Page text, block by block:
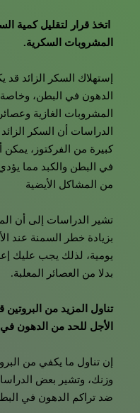
اتخذ قرار لتقليل كمية
المشروبات السكرية.
إستهلاك السكر الزائد قد
الدهون في البطن،
المشروبات الغازية
الدراسات أن السكر
كبيرة من الفركتوز، يمكن
في البطن والكبد مما
من المشاكل الأيضية
تشير الدراسات إلى أن
يومية، لذلك يجب عليك
بدلا من العصائر المعلبة.
تناول المزيد من
الأجل للحد من الدهون
إن تناول ما يكفي من
وزنك، وتشير بعض
ضد تراكم الدهون في